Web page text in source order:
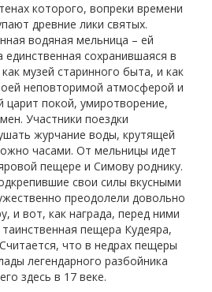
которого, вопреки времени
древние лики святых.
водяная мельница – ей
сохранившаяся в
музей старинного быта, и как
неповторимой атмосферой и
царит покой, умиротворение,
Участники поездки
журчание воды, крутящей
часами. От мельницы идет
пещере и Симову роднику.
свои силы вкусными
преодолели довольно
и вот, как награда, перед ними
пещера Кудеяра,
что в недрах пещеры
легендарного разбойника
здесь в 17 веке.